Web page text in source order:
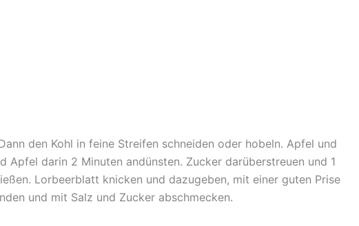
den Kohl in feine Streifen schneiden oder hobeln. Apfel und
darin 2 Minuten andünsten. Zucker darüberstreuen und 1
Lorbeerblatt knicken und dazugeben, mit einer guten Prise
und mit Salz und Zucker abschmecken.